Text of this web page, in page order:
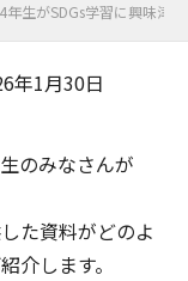
年生がSDGs学習に興味津
年1月30日
のみなさんが
た資料がどのよ
介します。